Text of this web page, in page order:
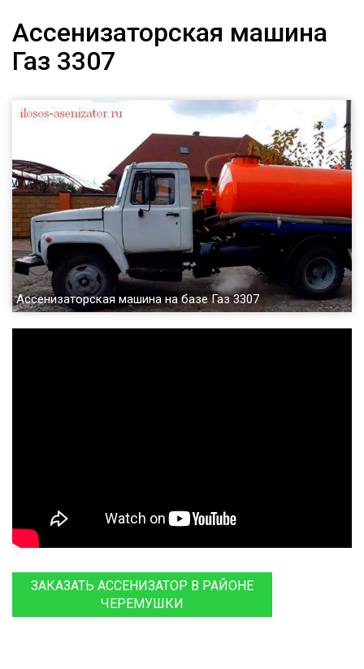
Ассенизаторская машина
Газ 3307
Ассенизаторская машина на базе Газ 3307
ЗАКАЗАТЬ АССЕНИЗАТОР В РАЙОНЕ
ЧЕРЕМУШКИ